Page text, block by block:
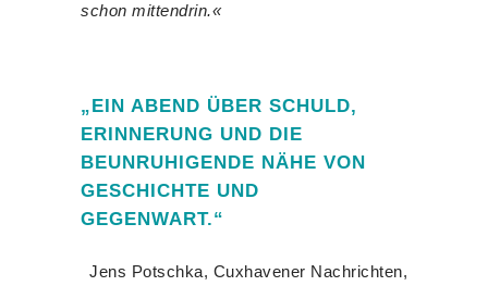
schon mittendrin.«
„EIN ABEND ÜBER SCHULD,
ERINNERUNG UND DIE
BEUNRUHIGENDE NÄHE VON
GESCHICHTE UND
GEGENWART.“
Jens Potschka, Cuxhavener Nachrichten,